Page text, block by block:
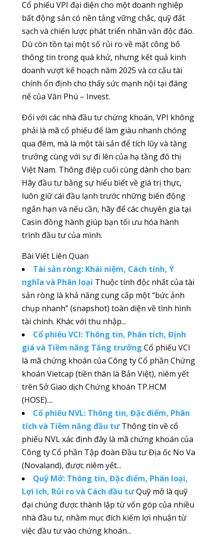
Cổ phiếu VPI đại diện cho một doanh nghiệp
bất động sản có nền tảng vững chắc, quỹ đất
sạch và chiến lược phát triển nhân văn độc đáo.
Dù còn tồn tại một số rủi ro về mặt công bố
thông tin trong quá khứ, nhưng kết quả kinh
doanh vượt kế hoạch năm 2025 và cơ cấu tài
chính ổn định cho thấy sức mạnh nội tại đáng
nể của Văn Phú – Invest.
Đối với các nhà đầu tư chứng khoán, VPI không
phải là mã cổ phiếu để làm giàu nhanh chóng
qua đêm, mà là một tài sản để tích lũy và tăng
trưởng cùng với sự đi lên của hạ tầng đô thị
Việt Nam. Thông điệp cuối cùng dành cho bạn:
Hãy đầu tư bằng sự hiểu biết về giá trị thực,
luôn giữ cái đầu lạnh trước những biến động
ngắn hạn và nếu cần, hãy để các chuyên gia tại
Casin đồng hành giúp bạn tối ưu hóa hành
trình đầu tư của mình.
Bài Viết Liên Quan
Tài sản ròng: Khái niệm, Cách tính, Ý
nghĩa và Phân loại Thuộc tính độc nhất của tài
sản ròng là khả năng cung cấp một “bức ảnh
chụp nhanh” (snapshot) toàn diện về tình hình
tài chính. Khác với thu nhập...
Cổ phiếu VCI: Thông tin, Phân tích, Định
giá và Tiềm năng Tăng trưởng Cổ phiếu VCI
là mã chứng khoán của Công ty Cổ phần Chứng
khoán Vietcap (tiền thân là Bản Việt), niêm yết
trên Sở Giao dịch Chứng khoán TP.HCM
(HOSE)....
Cổ phiếu NVL: Thông tin, Đặc điểm, Phân
tích và Tiềm năng đầu tư Thông tin về cổ
phiếu NVL xác định đây là mã chứng khoán của
Công ty Cổ phần Tập đoàn Đầu tư Địa ốc No Va
(Novaland), được niêm yết...
Quỹ Mở: Thông tin, Đặc điểm, Phân loại,
Lợi ích, Rủi ro và Cách đầu tưQuỹ mở là quỹ
đại chúng được thành lập từ vốn góp của nhiều
nhà đầu tư, nhằm mục đích kiếm lợi nhuận từ
việc đầu tư vào chứng khoán...